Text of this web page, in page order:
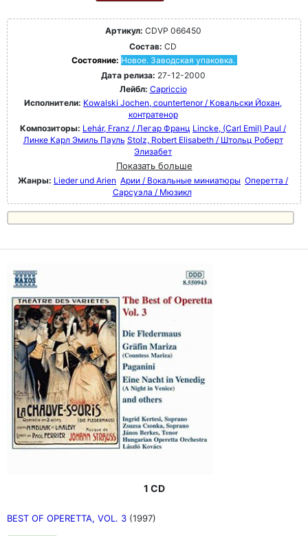
Артикул: CDVP 066450
Состав: CD
Состояние: Новое. Заводская упаковка.
Дата релиза: 27-12-2000
Лейбл: Capriccio
Исполнители: Kowalski Jochen, countertenor / Ковальски Йохан,
контратенор
Композиторы: Lehár, Franz / Легар Франц Lincke, (Carl Emil) Paul /
Линке Карл Эмиль Пауль Stolz, Robert Elisabeth / Штольц Роберт
Элизабет
Показать больше
Жанры: Lieder und Arien Арии / Вокальные миниатюры Оперетта /
Сарсуэла / Мюзикл
1 CD
BEST OF OPERETTA, VOL. 3 (1997)